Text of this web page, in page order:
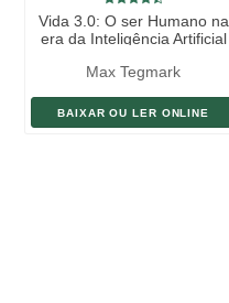
Vida 3.0: O ser Humano na
era da Inteligência Artificial
Max Tegmark
BAIXAR OU LER ONLINE